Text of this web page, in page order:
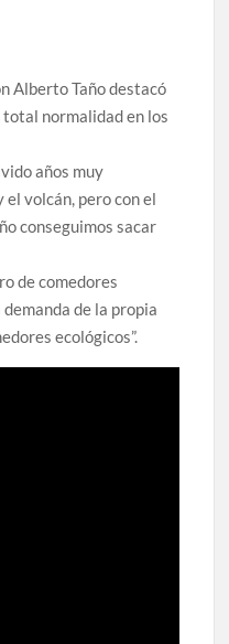
Alberto Taño destacó
total normalidad en los
años muy
el volcán, pero con el
conseguimos sacar
de comedores
de la propia
ecológicos”.